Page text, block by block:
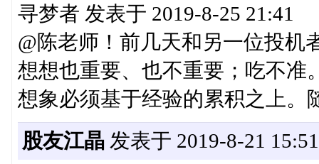
寻梦者 发表于 2019-8-25 21:41
@陈老师！前几天和另一位投机
想想也重要、也不重要；吃不准
想象必须基于经验的累积之上。
股友江晶发表于 2019-8-21